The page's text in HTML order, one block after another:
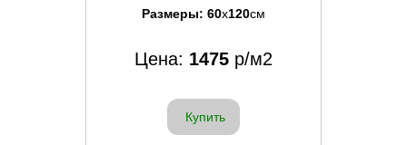
Размеры: 60x120см
Цена: 1475 р/м2
Купить